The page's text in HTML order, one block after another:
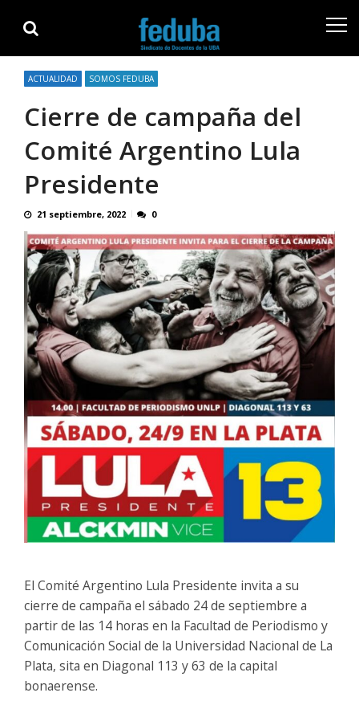
navigation
content
ACTUALIDAD SOMOS FEDUBA
Cierre de campaña del
Comité Argentino Lula
Presidente
21 septiembre, 2022 0
El Comité Argentino Lula Presidente invita a su
cierre de campaña el sábado 24 de septiembre a
partir de las 14 horas en la Facultad de Periodismo y
Comunicación Social de la Universidad Nacional de La
Plata, sita en Diagonal 113 y 63 de la capital
bonaerense.